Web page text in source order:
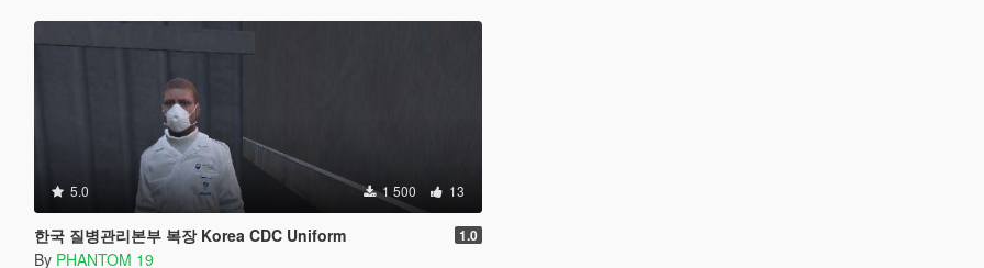
5.0 1 500 13
한국 질병관리본부 복장 Korea CDC Uniform 1.0
By PHANTOM 19